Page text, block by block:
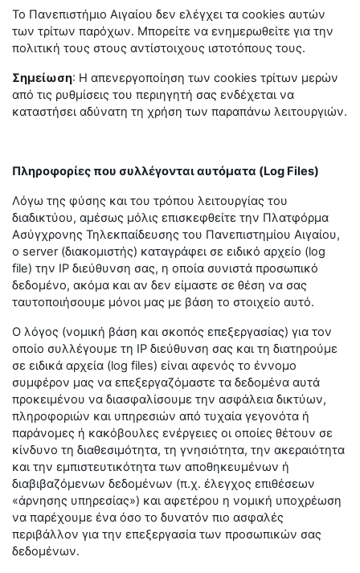
Το Πανεπιστήμιο Αιγαίου δεν ελέγχει τα cookies αυτών
των τρίτων παρόχων. Μπορείτε να ενημερωθείτε για την
πολιτική τους στους αντίστοιχους ιστοτόπους τους.
Σημείωση: Η απενεργοποίηση των cookies τρίτων μερών
από τις ρυθμίσεις του περιηγητή σας ενδέχεται να
καταστήσει αδύνατη τη χρήση των παραπάνω λειτουργιών.
Πληροφορίες που συλλέγονται αυτόματα (Log Files)
Λόγω της φύσης και του τρόπου λειτουργίας του
διαδικτύου, αμέσως μόλις επισκεφθείτε την Πλατφόρμα
Ασύγχρονης Τηλεκπαίδευσης του Πανεπιστημίου Αιγαίου,
ο server (διακομιστής) καταγράφει σε ειδικό αρχείο (log
file) την IP διεύθυνση σας, η οποία συνιστά προσωπικό
δεδομένο, ακόμα και αν δεν είμαστε σε θέση να σας
ταυτοποιήσουμε μόνοι μας με βάση το στοιχείο αυτό.
Ο λόγος (νομική βάση και σκοπός επεξεργασίας) για τον
οποίο συλλέγουμε τη IP διεύθυνση σας και τη διατηρούμε
σε ειδικά αρχεία (log files) είναι αφενός το έννομο
συμφέρον μας να επεξεργαζόμαστε τα δεδομένα αυτά
προκειμένου να διασφαλίσουμε την ασφάλεια δικτύων,
πληροφοριών και υπηρεσιών από τυχαία γεγονότα ή
παράνομες ή κακόβουλες ενέργειες οι οποίες θέτουν σε
κίνδυνο τη διαθεσιμότητα, τη γνησιότητα, την ακεραιότητα
και την εμπιστευτικότητα των αποθηκευμένων ή
διαβιβαζόμενων δεδομένων (π.χ. έλεγχος επιθέσεων
«άρνησης υπηρεσίας») και αφετέρου η νομική υποχρέωση
να παρέχουμε ένα όσο το δυνατόν πιο ασφαλές
περιβάλλον για την επεξεργασία των προσωπικών σας
δεδομένων.